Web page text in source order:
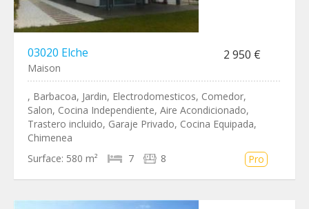
03020 Elche 2 950 €
Maison
, Barbacoa, Jardin, Electrodomesticos, Comedor,
Salon, Cocina Independiente, Aire Acondicionado,
Trastero incluido, Garaje Privado, Cocina Equipada,
Chimenea
Surface: 580 m² 7 8 Pro